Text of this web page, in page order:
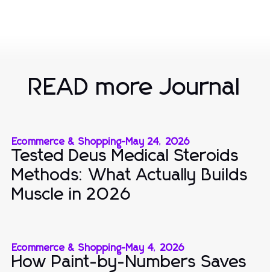
READ more Journal
Ecommerce & Shopping-May 24, 2026
Tested Deus Medical Steroids
Methods: What Actually Builds
Muscle in 2026
Ecommerce & Shopping-May 4, 2026
How Paint-by-Numbers Saves